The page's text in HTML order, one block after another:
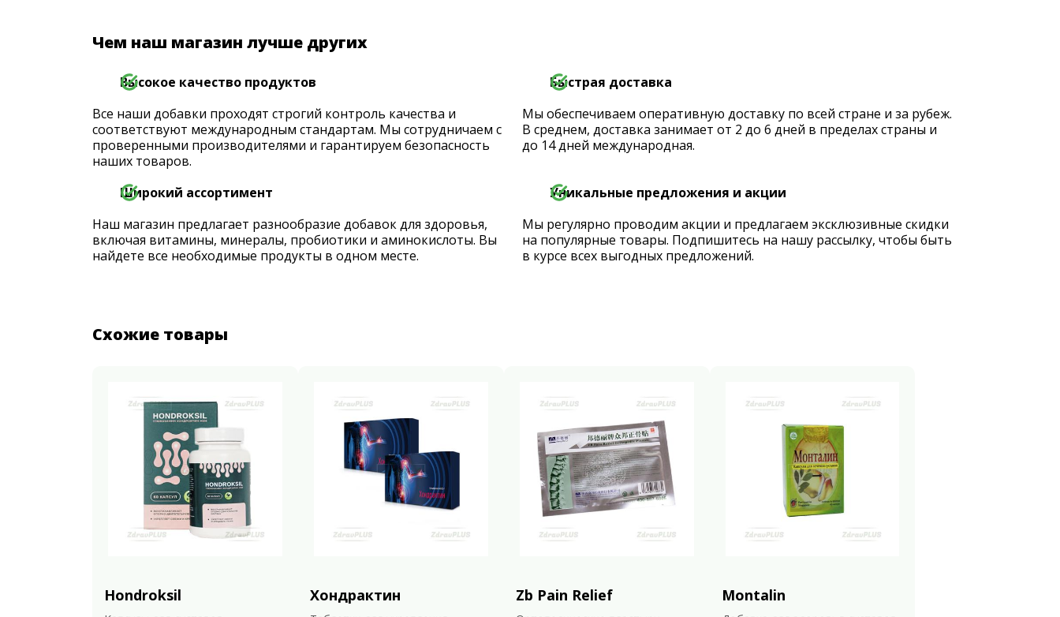
Чем наш магазин лучше других
Высокое качество продуктов
Все наши добавки проходят строгий контроль качества и
соответствуют международным стандартам. Мы сотрудничаем с
проверенными производителями и гарантируем безопасность
наших товаров.
Быстрая доставка
Мы обеспечиваем оперативную доставку по всей стране и за рубеж.
В среднем, доставка занимает от 2 до 6 дней в пределах страны и
до 14 дней международная.
Широкий ассортимент
Наш магазин предлагает разнообразие добавок для здоровья,
включая витамины, минералы, пробиотики и аминокислоты. Вы
найдете все необходимые продукты в одном месте.
Уникальные предложения и акции
Мы регулярно проводим акции и предлагаем эксклюзивные скидки
на популярные товары. Подпишитесь на нашу рассылку, чтобы быть
в курсе всех выгодных предложений.
Схожие товары
Hondroksil Хондрактин Zb Pain Relief Montalin